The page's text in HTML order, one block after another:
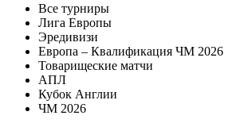
Все турниры
Лига Европы
Эредивизи
Европа – Квалификация ЧМ 2026
Товарищеские матчи
АПЛ
Кубок Англии
ЧМ 2026